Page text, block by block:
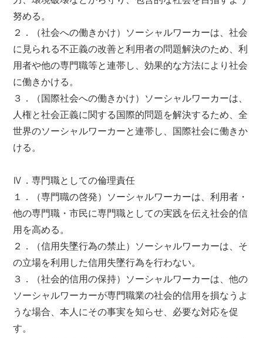
努める。
２．（社会への働きかけ）ソーシャルワーカーは、社会
に見られる不正義の改善と利用者の問題解決のため、利
用者や他の専門職等と連帯し、効果的な方法により社会
に働きかける。
３．（国際社会への働きかけ）ソーシャルワーカーは、
人権と社会正義に関する国際的問題を解決するため、全
世界のソーシャルワーカーと連帯し、国際社会に働きか
ける。
Ⅳ．専門職としての倫理責任
１．（専門職の啓発）ソーシャルワーカーは、利用者・
他の専門職・市民に専門職としての実践を伝え社会的信
用を高める。
２．（信用失墜行為の禁止）ソーシャルワーカーは、そ
の立場を利用した信用失墜行為を行わない。
３．（社会的信用の保持）ソーシャルワーカーは、他の
ソーシャルワーカーが専門職業の社会的信用を損なうよ
うな場合、本人にその事実を知らせ、必要な対応を促
す。